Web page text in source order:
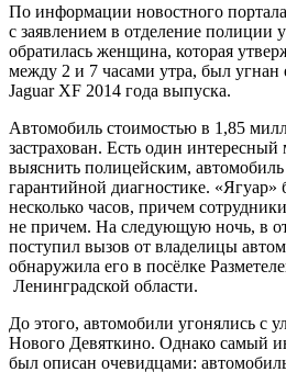
По информации новостного
с заявлением в отделение полиции
обратилась женщина, которая
между 2 и 7 часами утра, был угнан
Jaguar XF 2014 года выпуска.
Автомобиль стоимостью в 1,85
застрахован. Есть один
выяснить полицейским,
гарантийной диагностике.
несколько часов, причем
не причем. На следующую ночь, в
поступил вызов от владелицы
обнаружила его в посёлке
Ленинградской области.
До этого, автомобили угонялись с
Нового Девяткино. Однако самый
был описан очевидцами: